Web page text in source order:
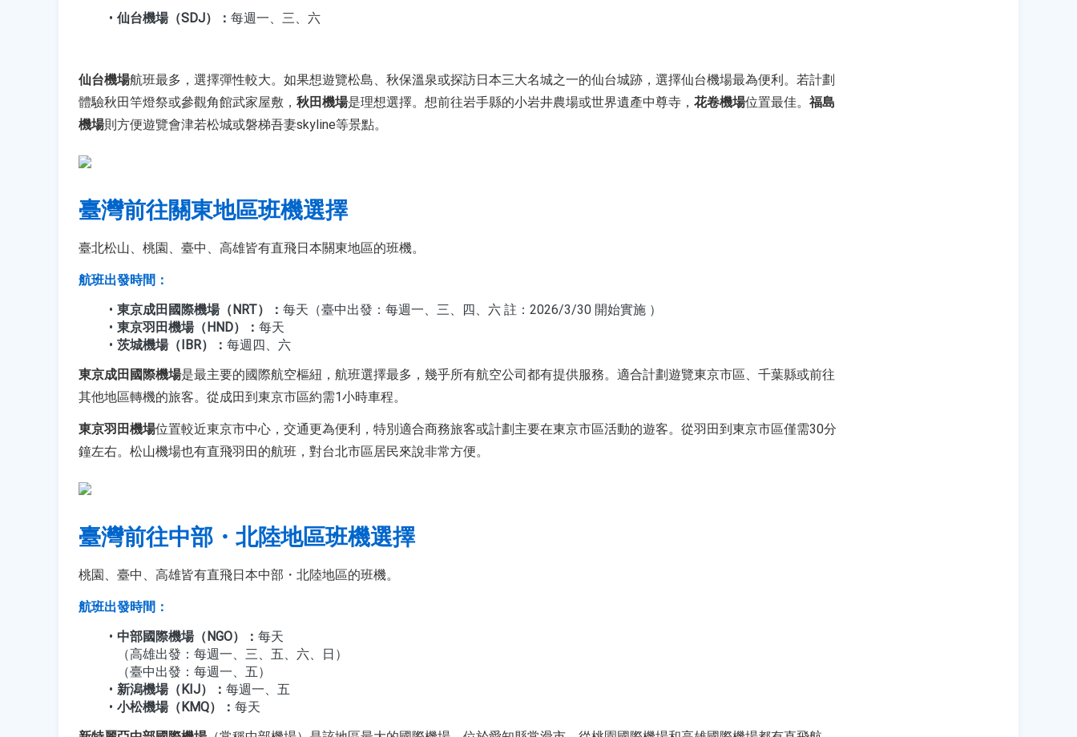
仙台機場（SDJ）： 每週一、三、六
仙台機場航班最多，選擇彈性較大。如果想遊覽松島、秋保溫泉或探訪日本三大名城之一的仙台城跡，選擇仙台機場最為便利。若計劃
體驗秋田竿燈祭或參觀角館武家屋敷， 秋田機場是理想選擇。想前往岩手縣的小岩井農場或世界遺產中尊寺， 花卷機場位置最佳。 福島
機場則方便遊覽會津若松城或磐梯吾妻skyline等景點。
臺灣前往關東地區班機選擇
臺北松山、桃園、臺中、高雄皆有直飛日本關東地區的班機。
航班出發時間：
東京成田國際機場（NRT）： 每天（臺中出發：每週一、三、四、六 註：2026/3/30 開始實施 ）
東京羽田機場（HND）： 每天
茨城機場（IBR）： 每週四、六
東京成田國際機場是最主要的國際航空樞紐，航班選擇最多，幾乎所有航空公司都有提供服務。適合計劃遊覽東京市區、千葉縣或前往
其他地區轉機的旅客。從成田到東京市區約需1小時車程。
東京羽田機場位置較近東京市中心，交通更為便利，特別適合商務旅客或計劃主要在東京市區活動的遊客。從羽田到東京市區僅需30分
鐘左右。松山機場也有直飛羽田的航班，對台北市區居民來說非常方便。
臺灣前往中部・北陸地區班機選擇
桃園、臺中、高雄皆有直飛日本中部・北陸地區的班機。
航班出發時間：
中部國際機場（NGO）： 每天
（高雄出發：每週一、三、五、六、日）
（臺中出發：每週一、五）
新潟機場（KIJ）： 每週一、五
小松機場（KMQ）： 每天